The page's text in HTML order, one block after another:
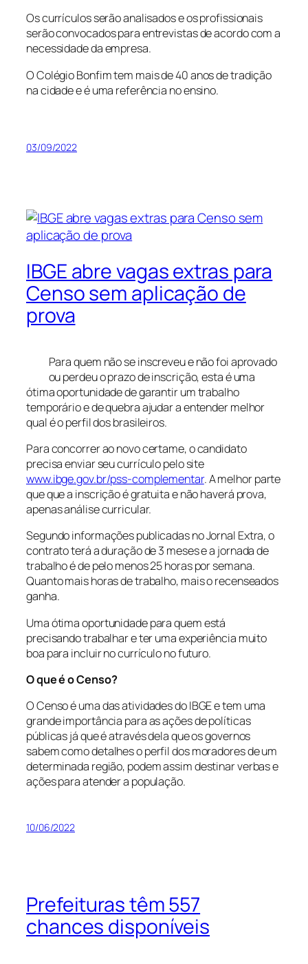
Os currículos serão analisados e os profissionais
serão convocados para entrevistas de acordo com a
necessidade da empresa.
O Colégio Bonfim tem mais de 40 anos de tradição
na cidade e é uma referência no ensino.
03/09/2022
IBGE abre vagas extras para
Censo sem aplicação de
prova
Para quem não se inscreveu e não foi aprovado
ou perdeu o prazo de inscrição, esta é uma
ótima oportunidade de garantir um trabalho
temporário e de quebra ajudar a entender melhor
qual é o perfil dos brasileiros.
Para concorrer ao novo certame, o candidato
precisa enviar seu currículo pelo site
www.ibge.gov.br/pss-complementar. A melhor parte
que que a inscrição é gratuita e não haverá prova,
apenas análise curricular.
Segundo informações publicadas no Jornal Extra, o
contrato terá a duração de 3 meses e a jornada de
trabalho é de pelo menos 25 horas por semana.
Quanto mais horas de trabalho, mais o recenseados
ganha.
Uma ótima oportunidade para quem está
precisando trabalhar e ter uma experiência muito
boa para incluir no currículo no futuro.
O que é o Censo?
O Censo é uma das atividades do IBGE e tem uma
grande importância para as ações de políticas
públicas já que é através dela que os governos
sabem como detalhes o perfil dos moradores de um
determinada região, podem assim destinar verbas e
ações para atender a população.
10/06/2022
Prefeituras têm 557
chances disponíveis